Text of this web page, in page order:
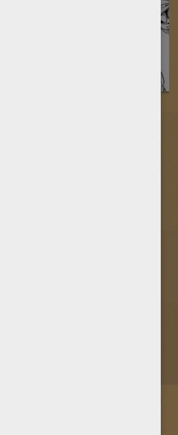
con lápices o directamente
de MAX STEEL para
más dibujos.